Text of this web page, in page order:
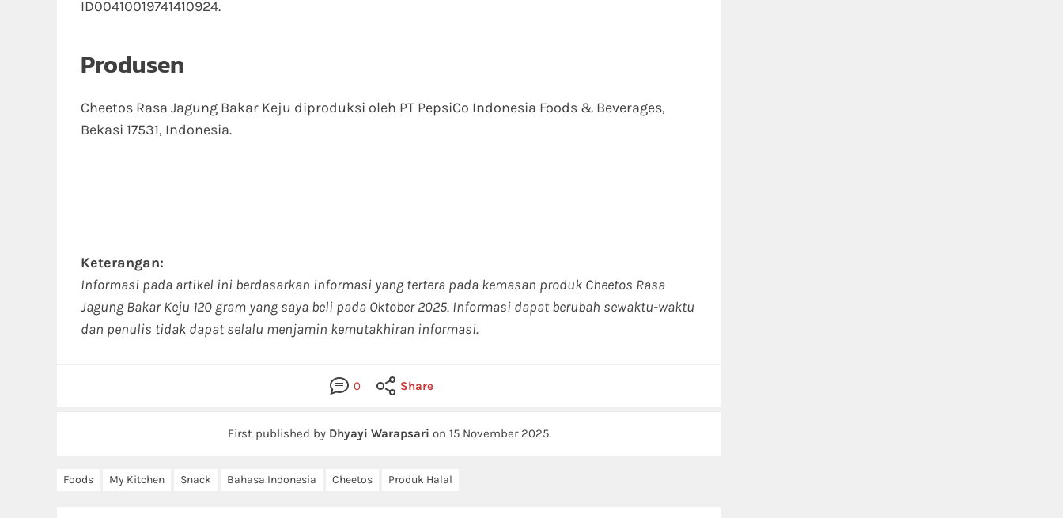
ID00410019741410924.
Produsen
Cheetos Rasa Jagung Bakar Keju diproduksi oleh PT PepsiCo Indonesia Foods & Beverages,
Bekasi 17531, Indonesia.
Keterangan:
Informasi pada artikel ini berdasarkan informasi yang tertera pada kemasan produk Cheetos Rasa
Jagung Bakar Keju 120 gram yang saya beli pada Oktober 2025. Informasi dapat berubah sewaktu-waktu
dan penulis tidak dapat selalu menjamin kemutakhiran informasi.
0 Share
First published by Dhyayi Warapsari on 15 November 2025.
Foods My Kitchen Snack Bahasa Indonesia Cheetos Produk Halal